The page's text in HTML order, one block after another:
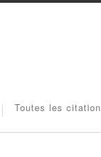
Toutes les